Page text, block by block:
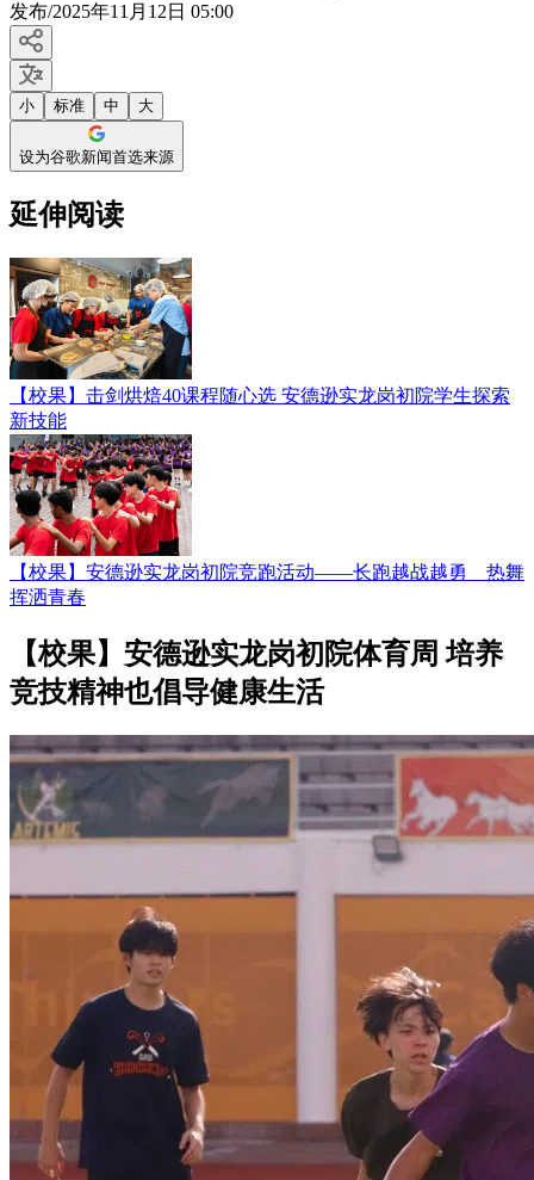
发布/2025年11月12日 05:00
小 标准 中 大
设为谷歌新闻首选来源
延伸阅读
【校果】击剑烘焙40课程随心选 安德逊实龙岗初院学生探索
新技能
【校果】安德逊实龙岗初院竞跑活动——长跑越战越勇 热舞
挥洒青春
【校果】安德逊实龙岗初院体育周 培养
竞技精神也倡导健康生活